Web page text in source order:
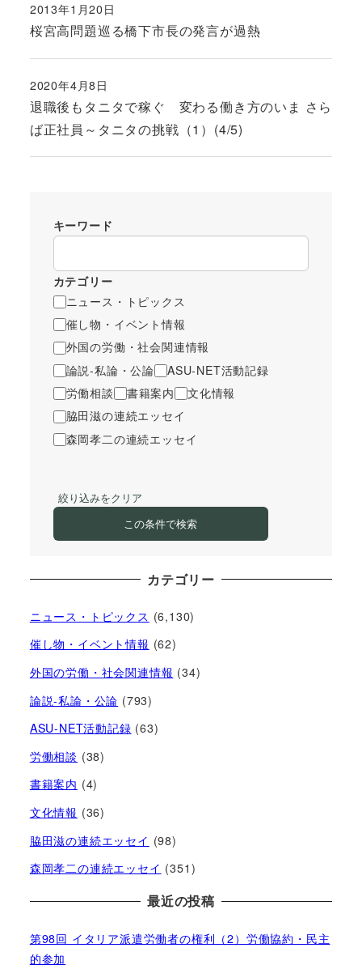
桜宮高問題巡る橋下市長の発言が過熱
投稿日
2013年1月20日
退職後もタニタで稼ぐ 変わる働き方のいま さら
ば正社員～タニタの挑戦（1）(4/5)
投稿日
2020年4月8日
キーワード
カテゴリー
ニュース・トピックス
催し物・イベント情報
外国の労働・社会関連情報
論説-私論・公論
ASU-NET活動記録
労働相談
書籍案内
文化情報
脇田滋の連続エッセイ
森岡孝二の連続エッセイ
絞り込みをクリア
この条件で検索
カテゴリー
ニュース・トピックス (6,130)
催し物・イベント情報 (62)
外国の労働・社会関連情報 (34)
論説-私論・公論 (793)
ASU-NET活動記録 (63)
労働相談 (38)
書籍案内 (4)
文化情報 (36)
脇田滋の連続エッセイ (98)
森岡孝二の連続エッセイ (351)
最近の投稿
第98回 イタリア派遣労働者の権利（2）労働協約・民主
的参加